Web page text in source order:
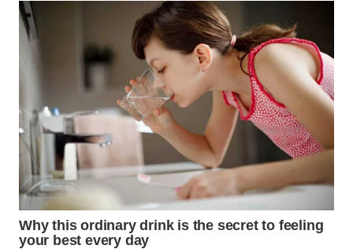
ADVOKAT
WAHANA
WAHANA
KONSUMEN
WAHANA
LISTRIK
WAHANA